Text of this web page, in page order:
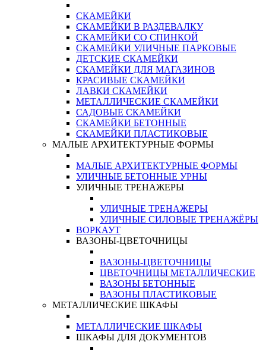
СКАМЕЙКИ
СКАМЕЙКИ В РАЗДЕВАЛКУ
СКАМЕЙКИ СО СПИНКОЙ
СКАМЕЙКИ УЛИЧНЫЕ ПАРКОВЫЕ
ДЕТСКИЕ СКАМЕЙКИ
СКАМЕЙКИ ДЛЯ МАГАЗИНОВ
КРАСИВЫЕ СКАМЕЙКИ
ЛАВКИ СКАМЕЙКИ
МЕТАЛЛИЧЕСКИЕ СКАМЕЙКИ
САДОВЫЕ СКАМЕЙКИ
СКАМЕЙКИ БЕТОННЫЕ
СКАМЕЙКИ ПЛАСТИКОВЫЕ
МАЛЫЕ АРХИТЕКТУРНЫЕ ФОРМЫ
МАЛЫЕ АРХИТЕКТУРНЫЕ ФОРМЫ
УЛИЧНЫЕ БЕТОННЫЕ УРНЫ
УЛИЧНЫЕ ТРЕНАЖЕРЫ
УЛИЧНЫЕ ТРЕНАЖЕРЫ
УЛИЧНЫЕ СИЛОВЫЕ ТРЕНАЖЁРЫ
ВОРКАУТ
ВАЗОНЫ-ЦВЕТОЧНИЦЫ
ВАЗОНЫ-ЦВЕТОЧНИЦЫ
ЦВЕТОЧНИЦЫ МЕТАЛЛИЧЕСКИЕ
ВАЗОНЫ БЕТОННЫЕ
ВАЗОНЫ ПЛАСТИКОВЫЕ
МЕТАЛЛИЧЕСКИЕ ШКАФЫ
МЕТАЛЛИЧЕСКИЕ ШКАФЫ
ШКАФЫ ДЛЯ ДОКУМЕНТОВ